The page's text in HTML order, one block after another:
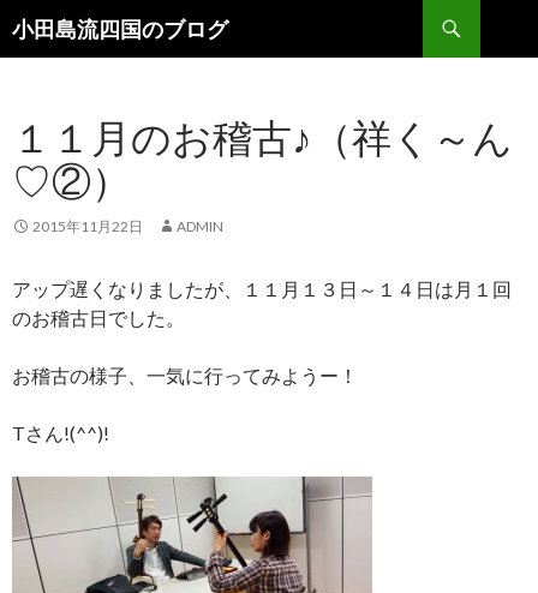
小田島流四国のブログ
検索
１１月のお稽古♪（祥く～ん
♡②）
2015年11月22日 ADMIN
アップ遅くなりましたが、１１月１３日～１４日は月１回
のお稽古日でした。
お稽古の様子、一気に行ってみようー！
Tさん!(^^)!